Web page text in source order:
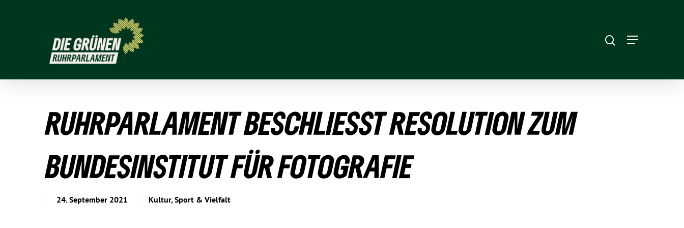
RUHR­PAR­LA­MENT BESCHLIESST RESO­LU­TION ZUM B
UNDES­IN­STITUT FÜR FOTOGRAFIE
24. September 2021 Kultur, Sport & Vielfalt